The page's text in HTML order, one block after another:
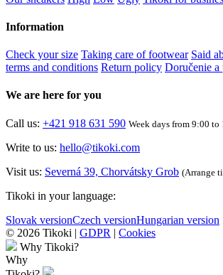
Information
Check your size Taking care of footwear Said
terms and conditions Return policy Doručenie a
We are here for you
Call us: +421 918 631 590 Week days from 9:00 to
Write to us: hello@tikoki.com
Visit us: Severná 39, Chorvátsky Grob (Arrange
Tikoki in your language:
Slovak versionCzech versionHungarian version
© 2026 Tikoki | GDPR | Cookies
Why Tikoki?
Why